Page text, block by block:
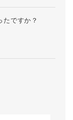
たですか？